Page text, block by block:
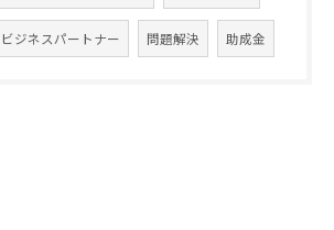
ビジネスパートナー 問題解決 助成金